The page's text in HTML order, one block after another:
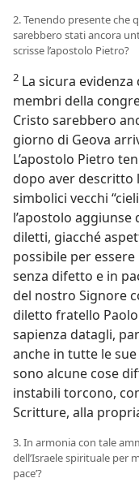
2. Tenendo presente che
sarebbero stati ancora
scrisse l’apostolo Pietro?
2 La sicura
membri della
Cristo sarebbero
giorno di Geova
L’apostolo Pietro
dopo aver descritto
simbolici vecchi
l’apostolo
diletti, giacché
possibile per
senza difetto e in
del nostro Signore
diletto fratello
sapienza datagli,
anche in tutte le
sono alcune cose
instabili torcono,
Scritture, alla
3. In armonia con tale
dell’Israele spirituale per
pace’?